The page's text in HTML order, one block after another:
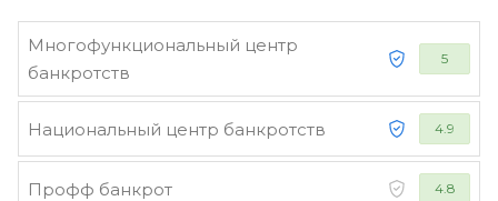
Многофункциональный центр
банкротств
5
Национальный центр банкротств 4.9
Профф банкрот 4.8